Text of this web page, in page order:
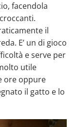
facendola
il
E’ un di gioco
e serve per
utile
ore oppure
il gatto e lo